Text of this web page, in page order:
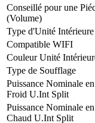
Conseillé pour une
(Volume)
Type d'Unité Intérieure
Compatible WIFI
Couleur Unité
Type de Soufflage
Puissance Nominale en
Froid U.Int Split
Puissance Nominale en
Chaud U.Int Split